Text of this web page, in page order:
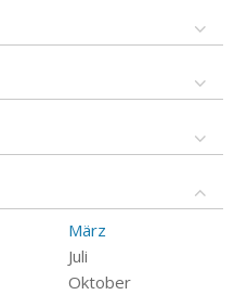
März
Juli
Oktober